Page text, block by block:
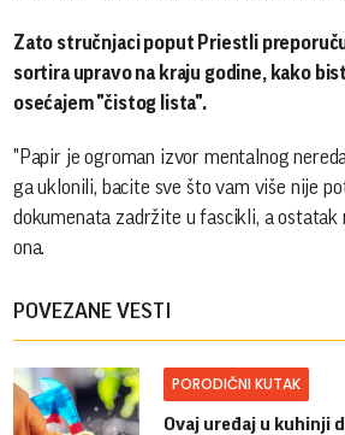
Zato stručnjaci poput Priestli
sortira upravo na kraju godine, kako
osećajem "čistog lista".
"Papir je ogroman izvor mentalnog
ga uklonili, bacite sve što vam više nije
dokumenata zadržite u fascikli, a ostatak
ona.
POVEZANE VESTI
PORODIČNI KUTAK
Ovaj uređaj u kuhinji